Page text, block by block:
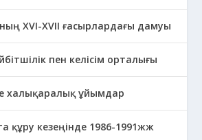
XVI-XVII ғасырлардағы дамуы
пен келісім орталығы
халықаралық ұйымдар
құру кезеңінде 1986-1991жж